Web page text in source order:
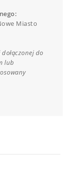
Miasto
do
lub